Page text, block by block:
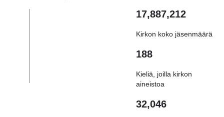
17,887,212
Kirkon koko jäsenmäärä
188
Kieliä, joilla kirkon
aineistoa
32,046